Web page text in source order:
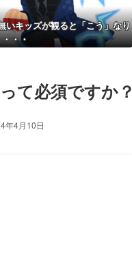
いキッズが観ると「こう」なり
・・
て必須ですか？
年4月10日